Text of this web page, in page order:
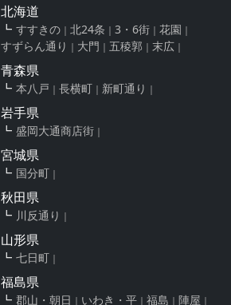
北海道
すすきの 北24条 3・6街
花園
すずらん通り
大門 五稜郭 末広
青森県
本八戸 長横町 新町通り
岩手県
盛岡大通商店街
宮城県
国分町
秋田県
川反通り
山形県
七日町
福島県
郡山・朝日 いわき・平 福島 陣屋